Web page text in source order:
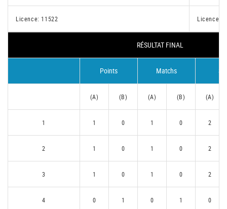
Licence: 11522 Licence:
RÉSULTAT FINAL
Points Matchs
(A) (B) (A) (B) (A)
1 1 0 1 0 2
2 1 0 1 0 2
3 1 0 1 0 2
4 0 1 0 1 0